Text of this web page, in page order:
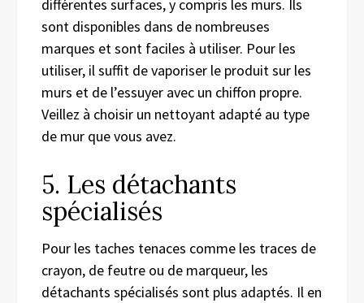
différentes surfaces, y compris les murs. Ils
sont disponibles dans de nombreuses
marques et sont faciles à utiliser. Pour les
utiliser, il suffit de vaporiser le produit sur les
murs et de l’essuyer avec un chiffon propre.
Veillez à choisir un nettoyant adapté au type
de mur que vous avez.
5. Les détachants
spécialisés
Pour les taches tenaces comme les traces de
crayon, de feutre ou de marqueur, les
détachants spécialisés sont plus adaptés. Il en